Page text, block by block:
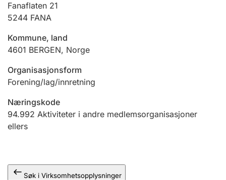
Jeger
Betaling og jegeravgiftskort
Ektepaktveileder
Fanaflaten 21
5244 FANA
Kommune, land
4601 BERGEN, Norge
Organisasjonsform
Forening/lag/innretning
Næringskode
94.992 Aktiviteter i andre medlemsorganisasjoner
ellers
Søk i Virksomhetsopplysninger